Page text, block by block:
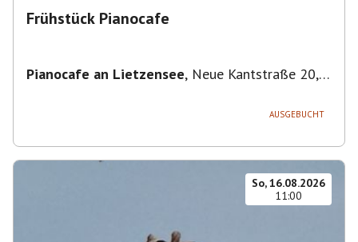
Frühstück Pianocafe
Pianocafe an Lietzensee, Neue Kantstraße 20,
AUSGEBUCHT
So, 16.08.2026
11:00